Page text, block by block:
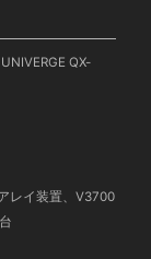
QX-
レイ装置、V3700